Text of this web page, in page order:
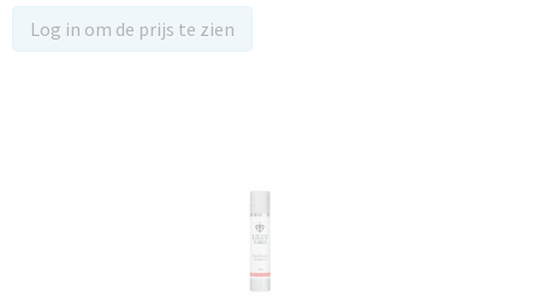
Log in om de prijs te zien